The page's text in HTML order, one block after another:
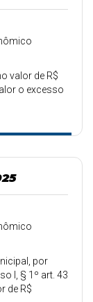
valor de R$
o excesso
por
I, § 1º art. 43
de R$